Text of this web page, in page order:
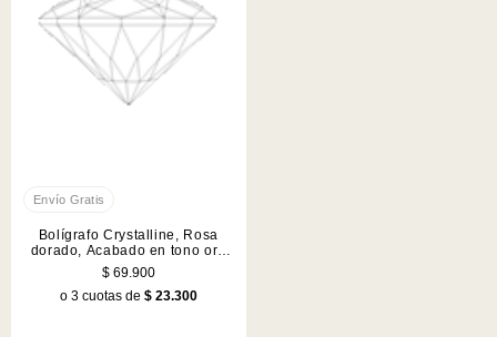
Bolígrafo Crystalline, Rosa
dorado, Acabado en tono oro
rosa
$ 69.900
o 3 cuotas de $ 23.300